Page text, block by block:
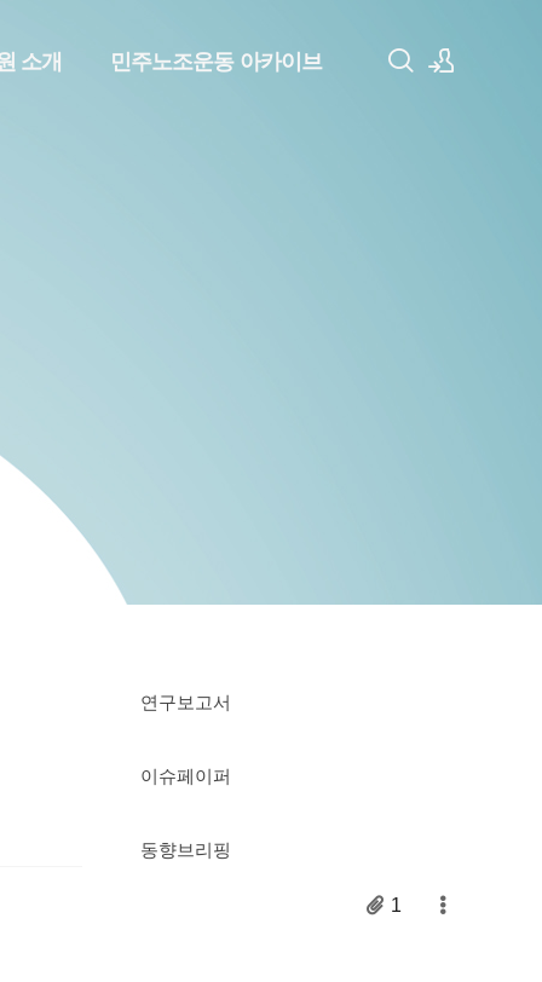
소개 민주노조운동 아카이브
연구보고서
이슈페이퍼
동향브리핑
1